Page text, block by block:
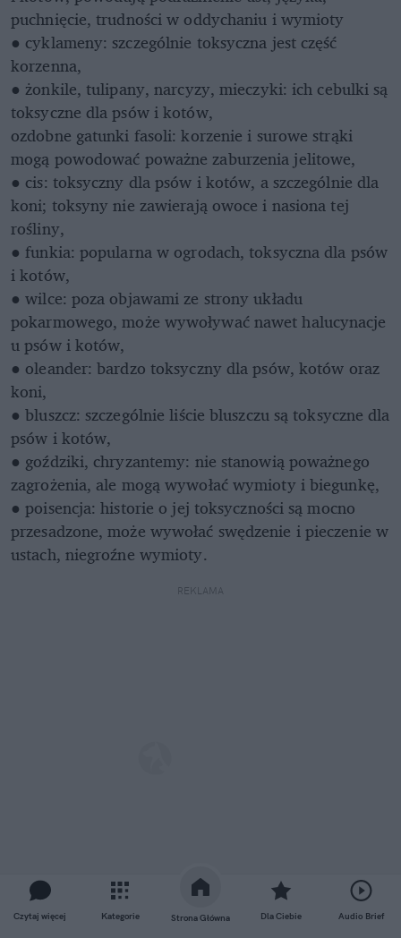
Czytaj więcej Kategorie Strona Główna Dla Ciebie Audio Brief
puchnięcie, trudności w oddychaniu i wymioty
● cyklameny: szczególnie toksyczna jest część
korzenna,
● żonkile, tulipany, narcyzy, mieczyki: ich cebulki są
toksyczne dla psów i kotów,
ozdobne gatunki fasoli: korzenie i surowe strąki
mogą powodować poważne zaburzenia jelitowe,
● cis: toksyczny dla psów i kotów, a szczególnie dla
koni; toksyny nie zawierają owoce i nasiona tej
rośliny,
● funkia: popularna w ogrodach, toksyczna dla psów
i kotów,
● wilce: poza objawami ze strony układu
pokarmowego, może wywoływać nawet halucynacje
u psów i kotów,
● oleander: bardzo toksyczny dla psów, kotów oraz
koni,
● bluszcz: szczególnie liście bluszczu są toksyczne dla
psów i kotów,
● goździki, chryzantemy: nie stanowią poważnego
zagrożenia, ale mogą wywołać wymioty i biegunkę,
● poisencja: historie o jej toksyczności są mocno
przesadzone, może wywołać swędzenie i pieczenie w
ustach, niegroźne wymioty.
REKLAMA
Więcej: